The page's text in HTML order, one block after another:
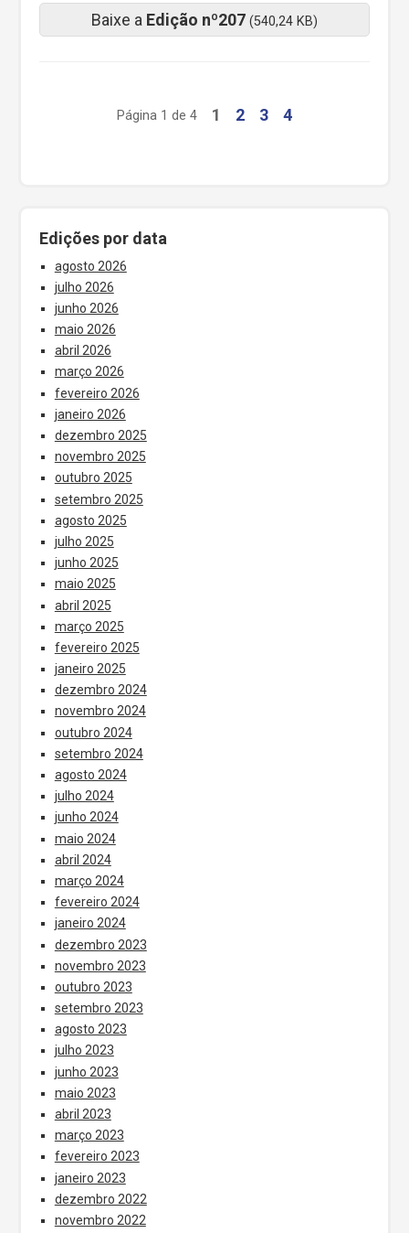
Baixe a Edição nº207 (540,24 KB)
Página 1 de 4 1 2 3 4
Edições por data
agosto 2026
julho 2026
junho 2026
maio 2026
abril 2026
março 2026
fevereiro 2026
janeiro 2026
dezembro 2025
novembro 2025
outubro 2025
setembro 2025
agosto 2025
julho 2025
junho 2025
maio 2025
abril 2025
março 2025
fevereiro 2025
janeiro 2025
dezembro 2024
novembro 2024
outubro 2024
setembro 2024
agosto 2024
julho 2024
junho 2024
maio 2024
abril 2024
março 2024
fevereiro 2024
janeiro 2024
dezembro 2023
novembro 2023
outubro 2023
setembro 2023
agosto 2023
julho 2023
junho 2023
maio 2023
abril 2023
março 2023
fevereiro 2023
janeiro 2023
dezembro 2022
novembro 2022